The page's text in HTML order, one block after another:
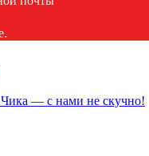
Чика — с нами не скучно!